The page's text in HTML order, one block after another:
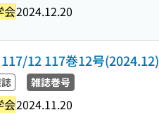
会2024.12.20
12 117巻12号(2024.12)
雑誌巻号
会2024.11.20